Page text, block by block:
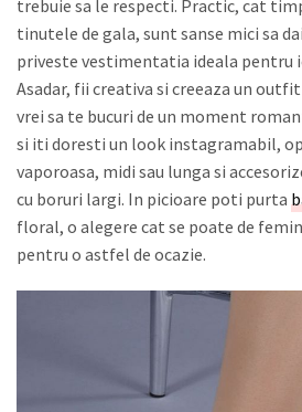
trebuie sa le respecti. Practic, cat
tinutele de gala, sunt sanse mici sa
priveste vestimentatia ideala pentru
Asadar, fii creativa si creeaza un
vrei sa te bucuri de un moment
si iti doresti un look instagramabil,
vaporoasa, midi sau lunga si
cu boruri largi. In picioare poti purta
floral, o alegere cat se poate de
pentru o astfel de ocazie.